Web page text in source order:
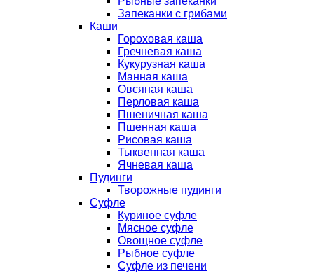
Запеканки с грибами
Каши
Гороховая каша
Гречневая каша
Кукурузная каша
Манная каша
Овсяная каша
Перловая каша
Пшеничная каша
Пшенная каша
Рисовая каша
Тыквенная каша
Ячневая каша
Пудинги
Творожные пудинги
Суфле
Куриное суфле
Мясное суфле
Овощное суфле
Рыбное суфле
Суфле из печени